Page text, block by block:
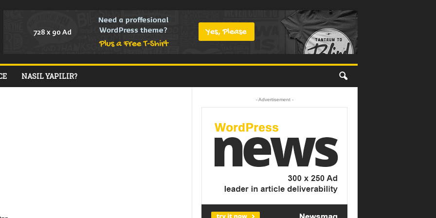
NASIL YAPILIR?
- Advertisement -